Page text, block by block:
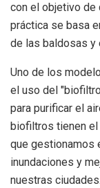
con el objetivo de
práctica se basa
de las baldosas y
Uno de los
el uso del
para purificar el
biofiltros tienen
que gestionamos
inundaciones y
nuestras ciudades.